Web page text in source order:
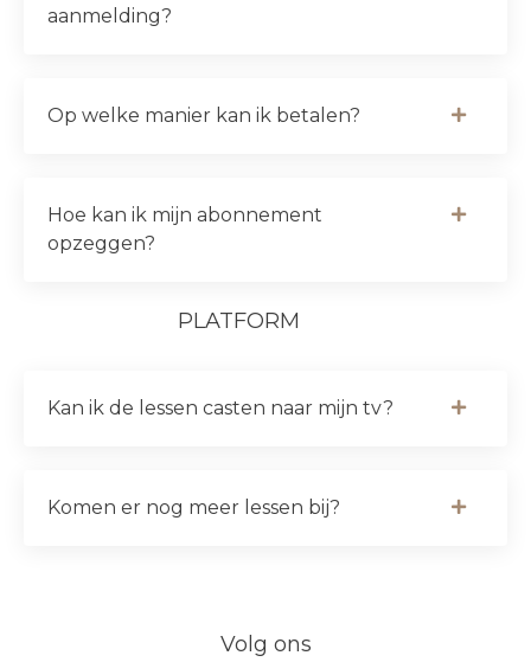
aanmelding?
Op welke manier kan ik betalen?
Hoe kan ik mijn abonnement
opzeggen?
PLATFORM
Kan ik de lessen casten naar mijn tv?
Komen er nog meer lessen bij?
Volg ons